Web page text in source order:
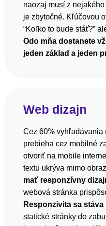
naozaj musí z
je zbytočné. Kľúčovou
“Koľko to bude stáť?”
Odo mňa dostanete
jeden základ a jeden
Web dizajn
Cez 60% vyhľadávania
prebieha cez mobilné
otvoriť na mobile
textu ukrýva mimo
mať responzívny
webová stránka
Responzivita sa
statické stránky do